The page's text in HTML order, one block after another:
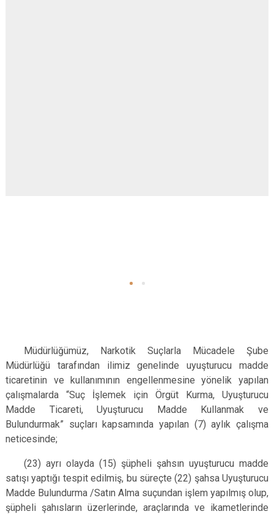
Müdürlüğümüz, Narkotik Suçlarla Mücadele Şube
Müdürlüğü tarafından ilimiz genelinde uyuşturucu madde
ticaretinin ve kullanımının engellenmesine yönelik yapılan
çalışmalarda “Suç İşlemek için Örgüt Kurma, Uyuşturucu
Madde Ticareti, Uyuşturucu Madde Kullanmak ve
Bulundurmak” suçları kapsamında yapılan (7) aylık çalışma
neticesinde;
(23) ayrı olayda (15) şüpheli şahsın uyuşturucu madde
satışı yaptığı tespit edilmiş, bu süreçte (22) şahsa Uyuşturucu
Madde Bulundurma /Satın Alma suçundan işlem yapılmış olup,
şüpheli şahısların üzerlerinde, araçlarında ve ikametlerinde